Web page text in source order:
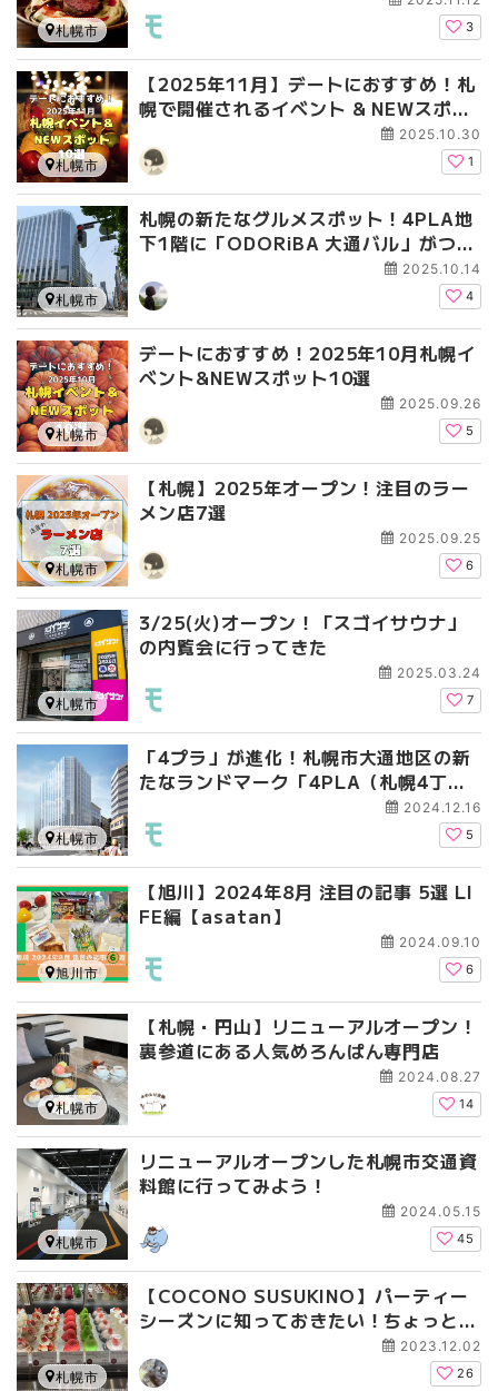
3
札幌市
【2025年11月】デートにおすすめ！札
幌で開催されるイベント & NEWスポッ
2025.10.30
1
札幌市
札幌の新たなグルメスポット！4PLA地
下1階に「ODORiBA 大通バル」がつい
2025.10.14
4
札幌市
デートにおすすめ！2025年10月札幌イ
ベント&NEWスポット10選
2025.09.26
5
札幌市
【札幌】2025年オープン！注目のラー
メン店7選
2025.09.25
6
札幌市
3/25(火)オープン！「スゴイサウナ」
の内覧会に行ってきた
2025.03.24
7
札幌市
「4プラ」が進化！札幌市大通地区の新
たなランドマーク「4PLA（札幌4丁目
2024.12.16
5
札幌市
【旭川】2024年8月 注目の記事 5選 LI
FE編【asatan】
2024.09.10
6
旭川市
【札幌・円山】リニューアルオープン！
裏参道にある人気めろんぱん専門店
2024.08.27
14
札幌市
リニューアルオープンした札幌市交通資
料館に行ってみよう！
2024.05.15
45
札幌市
【COCONO SUSUKINO】パーティー
シーズンに知っておきたい！ちょっとい
2023.12.02
26
札幌市